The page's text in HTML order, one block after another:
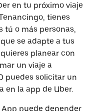
en tu próximo viaje
tienes
tú o más personas,
se adapte a tus
planear con
un viaje a
puedes solicitar un
en la app de Uber.
puede depender